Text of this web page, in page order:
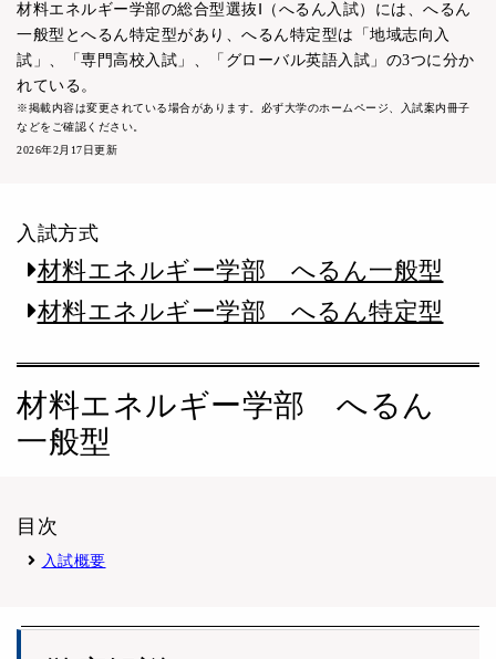
材料エネルギー学部の総合型選抜Ⅰ（へるん入試）には、へるん
一般型とへるん特定型があり、へるん特定型は「地域志向入
試」、「専門高校入試」、「グローバル英語入試」の3つに分か
れている。
※掲載内容は変更されている場合があります。必ず大学のホームページ、入試案内冊子
などをご確認ください。
2026年2月17日更新
入試方式
材料エネルギー学部 へるん一般型
材料エネルギー学部 へるん特定型
材料エネルギー学部 へるん
一般型
目次
入試概要